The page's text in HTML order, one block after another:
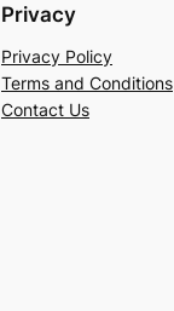
Privacy
Privacy Policy
Terms and Conditions
Contact Us